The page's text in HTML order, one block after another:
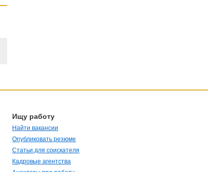
Ищу работу
Найти вакансии
Опубликовать резюме
Статьи для соискателя
Кадровые агентства